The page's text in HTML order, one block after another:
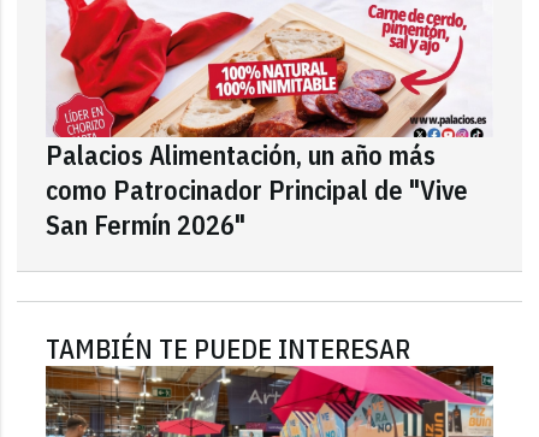
Palacios Alimentación, un año más
como Patrocinador Principal de "Vive
San Fermín 2026"
TAMBIÉN TE PUEDE INTERESAR